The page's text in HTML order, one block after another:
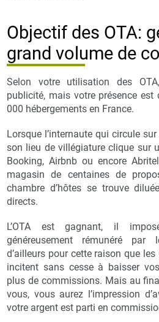
Objectif des OTA:
grand volume de
Selon votre utilisation des
publicité, mais votre présence
000 hébergements en France.
Lorsque l’internaute qui circule
son lieu de villégiature clique sur
Booking, Airbnb ou encore
magasin de centaines de
chambre d’hôtes se trouve
directs.
L’OTA est gagnant, il
généreusement rémunéré par
d’ailleurs pour cette raison que
incitent sans cesse à baisser
plus de commissions. Mais au
vous, vous aurez l’impression
votre argent est parti en